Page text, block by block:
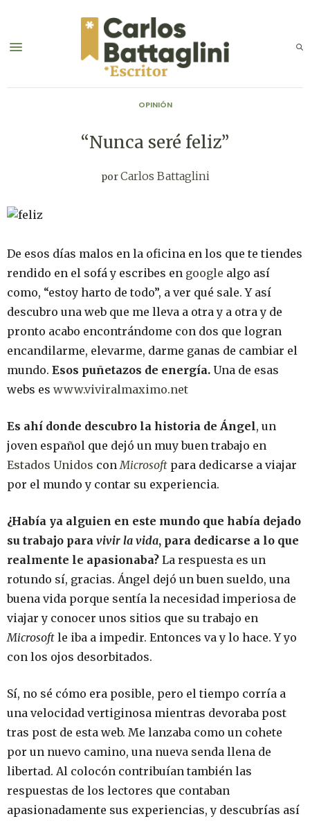
OPINIÓN
“Nunca seré feliz”
porCarlos Battaglini
De esos días malos en la oficina en los que te tiendes
rendido en el sofá y escribes en google algo así
como, “estoy harto de todo”, a ver qué sale. Y así
descubro una web que me lleva a otra y a otra y de
pronto acabo encontrándome con dos que logran
encandilarme, elevarme, darme ganas de cambiar el
mundo. Esos puñetazos de energía. Una de esas
webs es www.viviralmaximo.net
Es ahí donde descubro la historia de Ángel, un
joven español que dejó un muy buen trabajo en
Estados Unidos con Microsoft para dedicarse a viajar
por el mundo y contar su experiencia.
¿Había ya alguien en este mundo que había dejado
su trabajo para vivir la vida, para dedicarse a lo que
realmente le apasionaba? La respuesta es un
rotundo sí, gracias. Ángel dejó un buen sueldo, una
buena vida porque sentía la necesidad imperiosa de
viajar y conocer unos sitios que su trabajo en
Microsoft le iba a impedir. Entonces va y lo hace. Y yo
con los ojos desorbitados.
Sí, no sé cómo era posible, pero el tiempo corría a
una velocidad vertiginosa mientras devoraba post
tras post de esta web. Me lanzaba como un cohete
por un nuevo camino, una nueva senda llena de
libertad. Al colocón contribuían también las
respuestas de los lectores que contaban
apasionadamente sus experiencias, y descubrías así